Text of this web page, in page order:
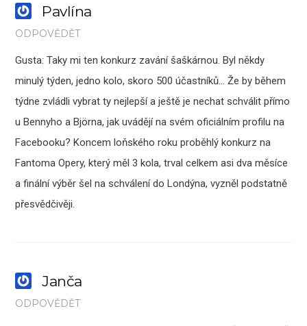
Pavlína
ODPOVĚDĚT
Gusta: Taky mi ten konkurz zavání šaškárnou. Byl někdy
minulý týden, jedno kolo, skoro 500 účastníků… Že by během
týdne zvládli vybrat ty nejlepší a ještě je nechat schválit přímo
u Bennyho a Björna, jak uvádějí na svém oficiálním profilu na
Facebooku? Koncem loňského roku proběhlý konkurz na
Fantoma Opery, který měl 3 kola, trval celkem asi dva měsíce
a finální výběr šel na schválení do Londýna, vyzněl podstatně
přesvědčivěji.
Janča
ODPOVĚDĚT